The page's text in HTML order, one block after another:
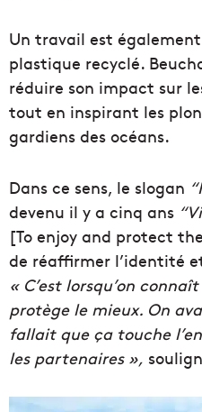
Un travail est
plastique recyclé.
réduire son impact sur
tout en inspirant les
gardiens des océans.
Dans ce sens, le slogan
devenu il y a cinq ans
[To enjoy and protect
de réaffirmer l’identité
« C’est lorsqu’on
protège le mieux. On
fallait que ça touche
les partenaires »,